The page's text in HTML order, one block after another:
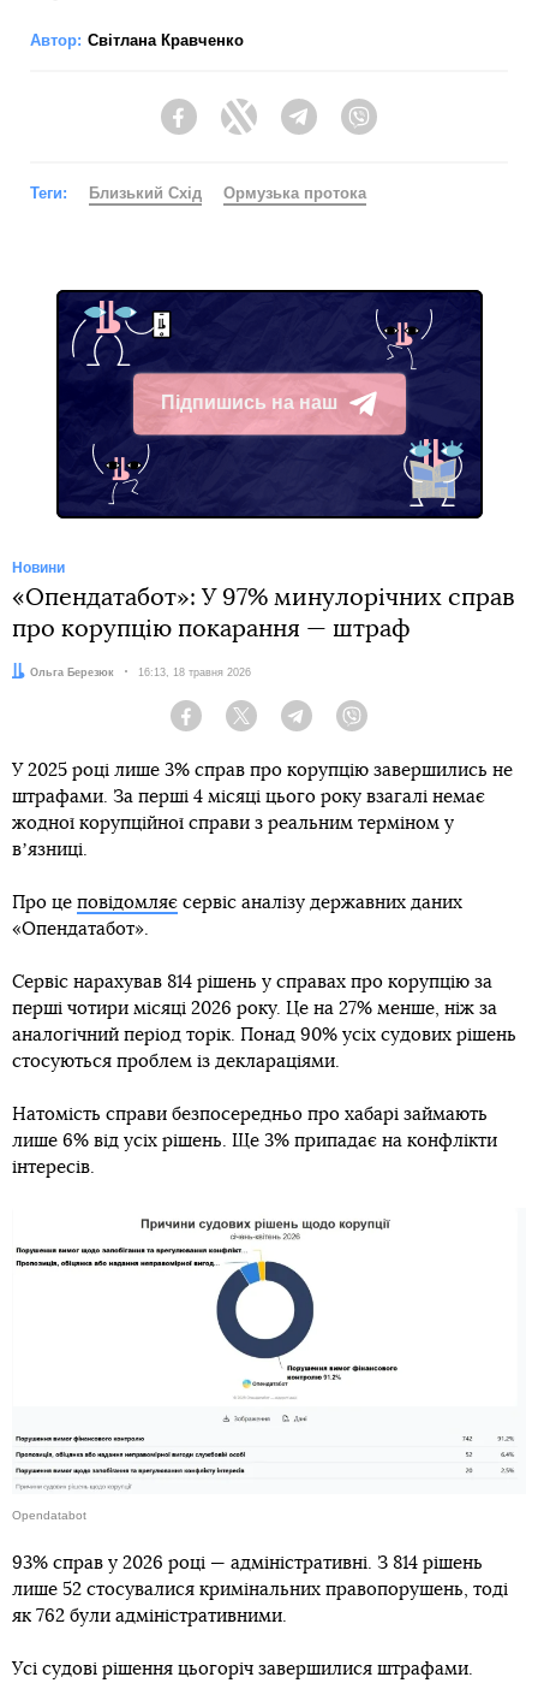
Автор: Світлана Кравченко
FacebookTwitter Telegram
Теги: Близький Схід Ормузька протока
Підпишись на наш
Telegram
Новини
«Опендатабот»: У 97% минулорічних справ
про корупцію покарання — штраф
Автор:
Ольга Березюк Дата:
16:13, 18 травня 2026
Facebook Twitter Telegram
У 2025 році лише 3% справ про корупцію завершились не
штрафами. За перші 4 місяці цього року взагалі немає
жодної корупційної справи з реальним терміном у
вʼязниці.
Про це повідомляє сервіс аналізу державних даних
«Опендатабот».
Сервіс нарахував 814 рішень у справах про корупцію за
перші чотири місяці 2026 року. Це на 27% менше, ніж за
аналогічний період торік. Понад 90% усіх судових рішень
стосуються проблем із деклараціями.
Натомість справи безпосередньо про хабарі займають
лише 6% від усіх рішень. Ще 3% припадає на конфлікти
інтересів.
Opendatabot
93% справ у 2026 році — адміністративні. З 814 рішень
лише 52 стосувалися кримінальних правопорушень, тоді
як 762 були адміністративними.
Усі судові рішення цьогоріч завершилися штрафами.